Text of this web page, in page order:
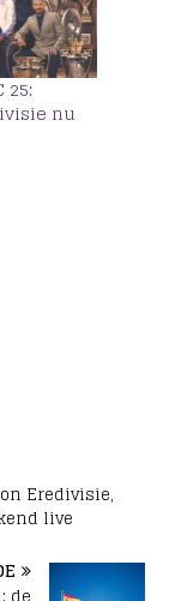
25:
nu
Eredivisie,
live